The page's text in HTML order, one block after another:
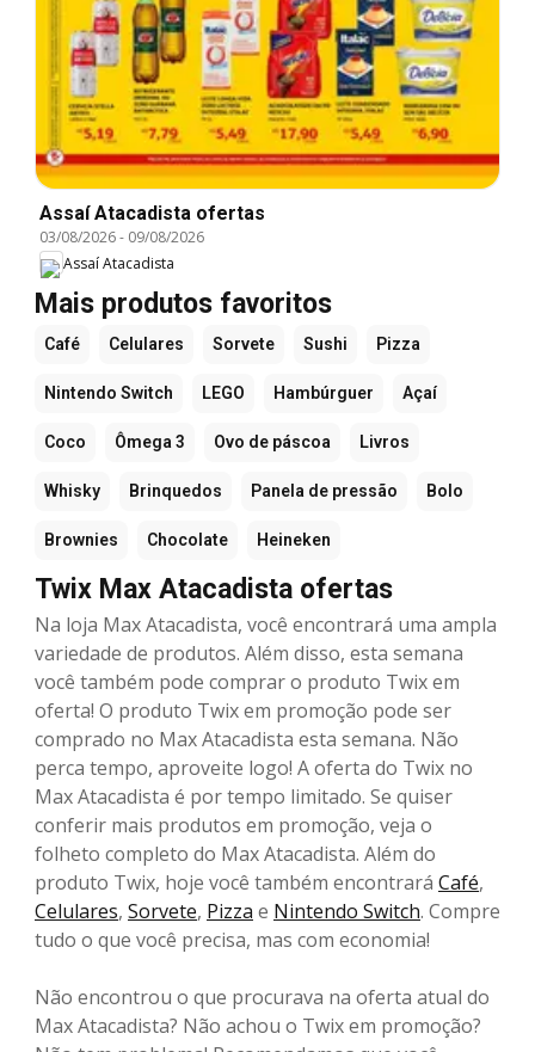
Assaí Atacadista ofertas
03/08/2026- 09/08/2026
Assaí Atacadista
Mais produtos favoritos
Café Celulares Sorvete Sushi Pizza
Nintendo Switch LEGO Hambúrguer Açaí
Coco Ômega 3 Ovo de páscoa Livros
Whisky Brinquedos Panela de pressão Bolo
Brownies Chocolate Heineken
Twix Max Atacadista ofertas
Na loja Max Atacadista, você encontrará uma ampla
variedade de produtos. Além disso, esta semana
você também pode comprar o produto Twix em
oferta! O produto Twix em promoção pode ser
comprado no Max Atacadista esta semana. Não
perca tempo, aproveite logo! A oferta do Twix no
Max Atacadista é por tempo limitado. Se quiser
conferir mais produtos em promoção, veja o
folheto completo do Max Atacadista. Além do
produto Twix, hoje você também encontrará Café,
Celulares, Sorvete, Pizza e Nintendo Switch. Compre
tudo o que você precisa, mas com economia!
Não encontrou o que procurava na oferta atual do
Max Atacadista? Não achou o Twix em promoção?